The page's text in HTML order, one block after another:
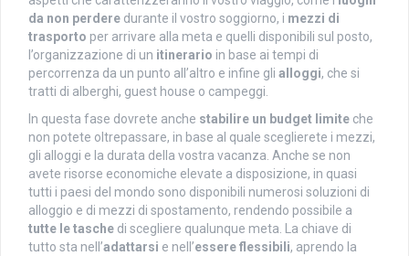
da non perdere durante il vostro soggiorno, i mezzi di
trasporto per arrivare alla meta e quelli disponibili sul posto,
l’organizzazione di un itinerario in base ai tempi di
percorrenza da un punto all’altro e infine gli alloggi, che si
tratti di alberghi, guest house o campeggi.
In questa fase dovrete anche stabilire un budget limite che
non potete oltrepassare, in base al quale sceglierete i mezzi,
gli alloggi e la durata della vostra vacanza. Anche se non
avete risorse economiche elevate a disposizione, in quasi
tutti i paesi del mondo sono disponibili numerosi soluzioni di
alloggio e di mezzi di spostamento, rendendo possibile a
tutte le tasche di scegliere qualunque meta. La chiave di
tutto sta nell’adattarsi e nell’essere flessibili, aprendo la